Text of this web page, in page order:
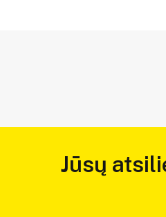
Jūsų